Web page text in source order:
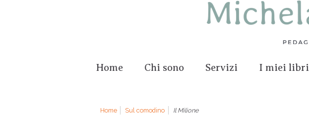
Home Chi sono Servizi I miei libri
Home Sul comodino Il Milione